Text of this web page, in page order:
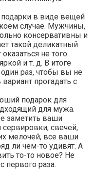
в виде вещей
случае. Мужчины,
консервативны и
такой деликатный
не того
и т. д. В итоге
раз, чтобы вы не
прогадать с
подарок для
для мужа.
заметить ваши
свечей,
мелочей, все ваши
ли чем-то удивят. А
то-то новое? Не
первого раза.